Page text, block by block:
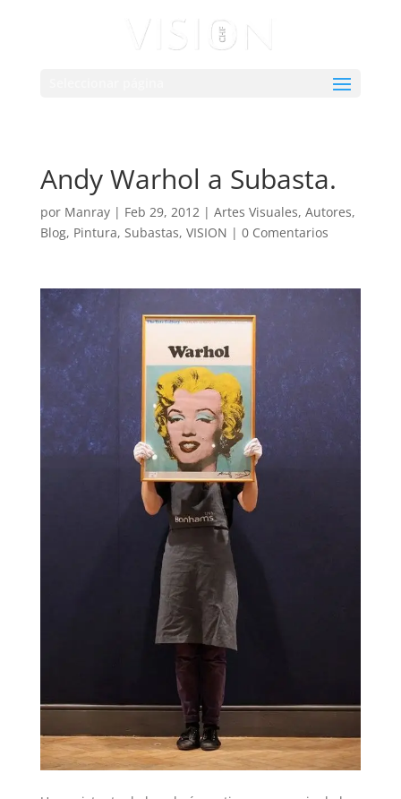
Andy Warhol a Subasta.
por Manray| Feb 29, 2012| Artes Visuales, Autores,
Blog, Pintura, Subastas, VISION | 0 Comentarios